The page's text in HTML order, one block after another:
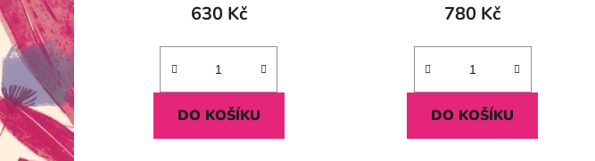
630 Kč
DO KOŠÍKU
780 Kč
DO KOŠÍKU